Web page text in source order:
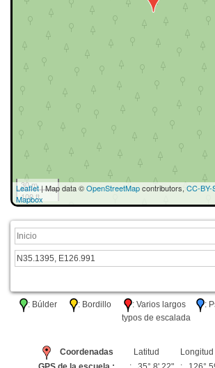
30 m
100 ft
Leaflet| Map data ©OpenStreetMapcontributors, CC-BY-
Mapbox
: Búlder : Bordillo : Varios largos :
typos de escalada
Coordenadas
Latitud
Longitud